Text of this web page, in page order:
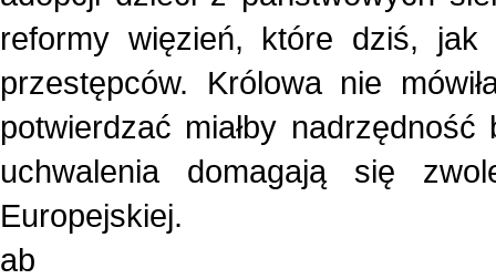
reformy więzień, które dziś, jak
przestępców. Królowa nie
potwierdzać miałby
uchwalenia domagają się
Europejskiej.
ab